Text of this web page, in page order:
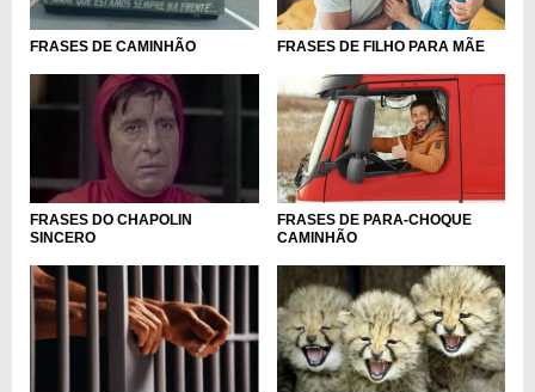
FRASES DE CAMINHÃO FRASES DE FILHO PARA MÃE
FRASES DO CHAPOLIN
SINCERO
FRASES DE PARA-CHOQUE
CAMINHÃO